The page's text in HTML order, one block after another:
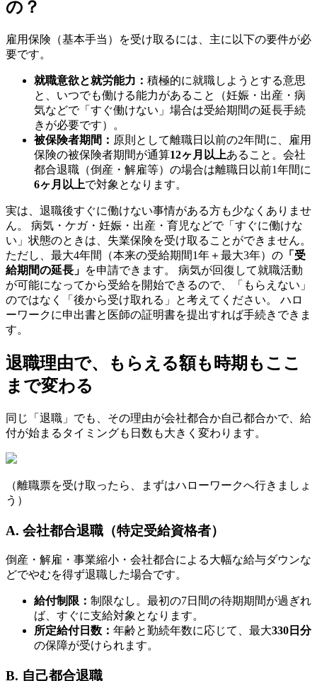
の？
雇用保険（基本手当）を受け取るには、主に以下の要件が必
要です。
就職意欲と就労能力： 積極的に就職しようとする意思
と、いつでも働ける能力があること（妊娠・出産・病
気などで「すぐ働けない」場合は受給期間の延長手続
きが必要です）。
被保険者期間： 原則として離職日以前の2年間に、雇用
保険の被保険者期間が通算12ヶ月以上あること。会社
都合退職（倒産・解雇等）の場合は離職日以前1年間に
6ヶ月以上で対象となります。
実は、退職後すぐに働けない事情がある方も少なくありませ
ん。 病気・ケガ・妊娠・出産・育児などで「すぐに働けな
い」状態のときは、失業保険を受け取ることができません。
ただし、最大4年間（本来の受給期間1年＋最大3年）の 「受
給期間の延長」 を申請できます。 病気が回復して就職活動
が可能になってから受給を開始できるので、「もらえない」
のではなく「後から受け取れる」と考えてください。 ハロ
ーワークに申出書と医師の証明書を提出すれば手続きできま
す。
退職理由で、もらえる額も時期もここ
まで変わる
同じ「退職」でも、その理由が会社都合か自己都合かで、給
付が始まるタイミングも日数も大きく変わります。
（離職票を受け取ったら、まずはハローワークへ行きましょ
う）
A. 会社都合退職（特定受給資格者）
倒産・解雇・事業縮小・会社都合による大幅な給与ダウンな
どでやむを得ず退職した場合です。
給付制限： 制限なし。最初の7日間の待期期間が過ぎれ
ば、すぐに支給対象となります。
所定給付日数： 年齢と勤続年数に応じて、最大330日分
の保障が受けられます。
B. 自己都合退職